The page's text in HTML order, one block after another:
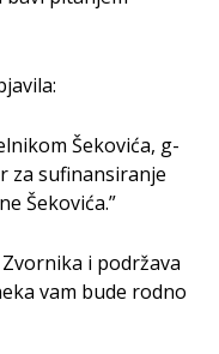
Šekovića, g-
za sufinansiranje
Šekovića.”
i podržava
vam bude rodno